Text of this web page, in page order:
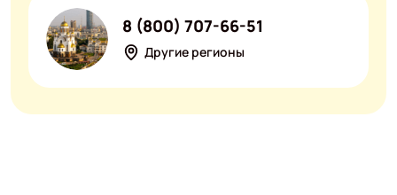
Другие регионы
8 (800) 707-66-51